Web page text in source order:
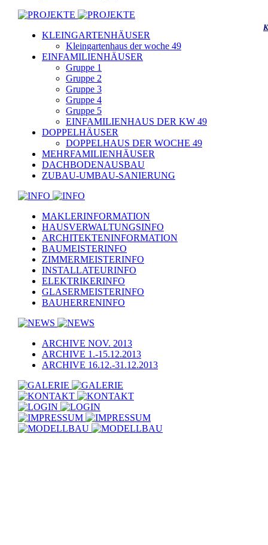
KLEINGARTENHÄUSER
Kleingartenhaus der woche 49
EINFAMILIENHÄUSER
Gruppe 1
Gruppe 2
Gruppe 3
Gruppe 4
Gruppe 5
EINFAMILIENHAUS DER KW 49
DOPPELHÄUSER
DOPPELHAUS DER WOCHE 49
MEHRFAMILIENHÄUSER
DACHBODENAUSBAU
ZUBAU-UMBAU-SANIERUNG
MAKLERINFORMATION
HAUSVERWALTUNGSINFO
ARCHITEKTENINFORMATION
BAUMEISTERINFO
ZIMMERMEISTERINFO
INSTALLATEURINFO
ELEKTRIKERINFO
GLASERMEISTERINFO
BAUHERRENINFO
ARCHIVE NOV. 2013
ARCHIVE 1.-15.12.2013
ARCHIVE 16.12.-31.12.2013